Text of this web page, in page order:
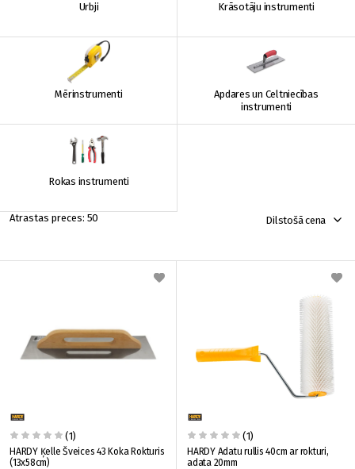
Urbji Krāsotāju instrumenti
Mērinstrumenti
Apdares un Celtniecības
instrumenti
Rokas instrumenti
50 Dilstošā cena
(1)
HARDY Ķelle Šveices 43 Koka Rokturis
(13x58cm)
(1)
HARDY Adatu rullis 40cm ar rokturi,
adata 20mm